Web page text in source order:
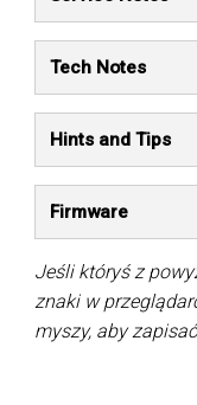
Tech Notes
Hints and Tips
Firmware
Jeśli któryś z
znaki w
myszy, aby